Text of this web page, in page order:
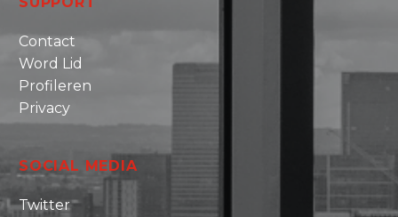
Contact
Word Lid
Profileren
Privacy
SOCIAL MEDIA
Twitter